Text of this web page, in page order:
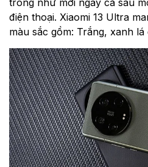
điện thoại. Xiaomi 13 Ultra
màu sắc gồm: Trắng, xanh lá